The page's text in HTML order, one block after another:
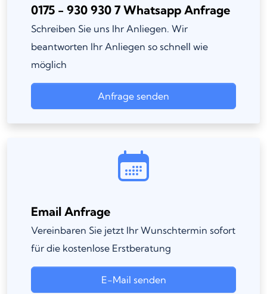
0175 - 930 930 7 Whatsapp Anfrage
Schreiben Sie uns Ihr Anliegen. Wir
beantworten Ihr Anliegen so schnell wie
möglich
Anfrage senden
Email Anfrage
Vereinbaren Sie jetzt Ihr Wunschtermin sofort
für die kostenlose Erstberatung
E-Mail senden